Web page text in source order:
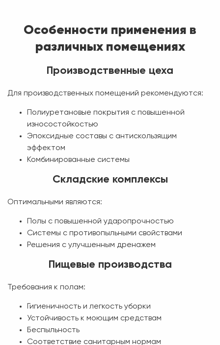
Особенности применения в
различных помещениях
Производственные цеха
Для производственных помещений рекомендуются:
Полиуретановые покрытия с повышенной
износостойкостью
Эпоксидные составы с антискользящим
эффектом
Комбинированные системы
Складские комплексы
Оптимальными являются:
Полы с повышенной ударопрочностью
Системы с противопыльными свойствами
Решения с улучшенным дренажем
Пищевые производства
Требования к полам:
Гигиеничность и легкость уборки
Устойчивость к моющим средствам
Беспыльность
Соответствие санитарным нормам